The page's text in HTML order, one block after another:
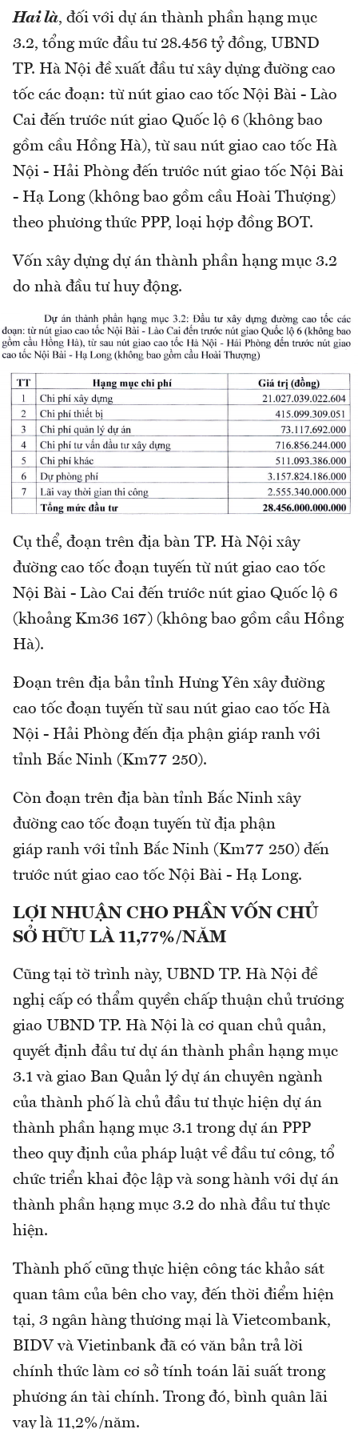
Hai là, đối với dự án thành phần hạng mục
3.2, tổng mức đầu tư 28.456 tỷ đồng, UBND
TP. Hà Nội đề xuất đầu tư xây dựng đường cao
tốc các đoạn: từ nút giao cao tốc Nội Bài - Lào
Cai đến trước nút giao Quốc lộ 6 (không bao
gồm cầu Hồng Hà), từ sau nút giao cao tốc Hà
Nội - Hải Phòng đến trước nút giao tốc Nội Bài
- Hạ Long (không bao gồm cầu Hoài Thượng)
theo phương thức PPP, loại hợp đồng BOT.
Vốn xây dựng dự án thành phần hạng mục 3.2
do nhà đầu tư huy động.
Cụ thể, đoạn trên địa bàn TP. Hà Nội xây
đường cao tốc đoạn tuyến từ nút giao cao tốc
Nội Bài - Lào Cai đến trước nút giao Quốc lộ 6
(khoảng Km36 167) (không bao gồm cầu Hồng
Hà).
Đoạn trên địa bản tỉnh Hưng Yên xây đường
cao tốc đoạn tuyến từ sau nút giao cao tốc Hà
Nội - Hải Phòng đến địa phận giáp ranh với
tỉnh Bắc Ninh (Km77 250).
Còn đoạn trên địa bàn tỉnh Bắc Ninh xây
đường cao tốc đoạn tuyến từ địa phận
giáp ranh với tỉnh Bắc Ninh (Km77 250) đến
trước nút giao cao tốc Nội Bài - Hạ Long.
LỢI NHUẬN CHO PHẦN VỐN CHỦ
SỞ HỮU LÀ 11,77%/NĂM
Cũng tại tờ trình này, UBND TP. Hà Nội đề
nghị cấp có thẩm quyền chấp thuận chủ trương
giao UBND TP. Hà Nội là cơ quan chủ quản,
quyết định đầu tư dự án thành phần hạng mục
3.1 và giao Ban Quản lý dự án chuyên ngành
của thành phố là chủ đầu tư thực hiện dự án
thành phần hạng mục 3.1 trong dự án PPP
theo quy định của pháp luật về đầu tư công, tổ
chức triển khai độc lập và song hành với dự án
thành phần hạng mục 3.2 do nhà đầu tư thực
hiện.
Thành phố cũng thực hiện công tác khảo sát
quan tâm của bên cho vay, đến thời điểm hiện
tại, 3 ngân hàng thương mại là Vietcombank,
BIDV và Vietinbank đã có văn bản trả lời
chính thức làm cơ sở tính toán lãi suất trong
phương án tài chính. Trong đó, bình quân lãi
vay là 11,2%/năm.